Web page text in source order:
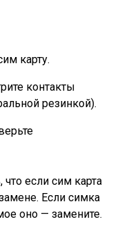
карту.
контакты
резинкой).
что если сим карта
Если симка
оно — замените.